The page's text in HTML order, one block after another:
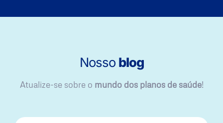
Nosso blog
Atualize-se sobre o mundo dos planos de saúde!